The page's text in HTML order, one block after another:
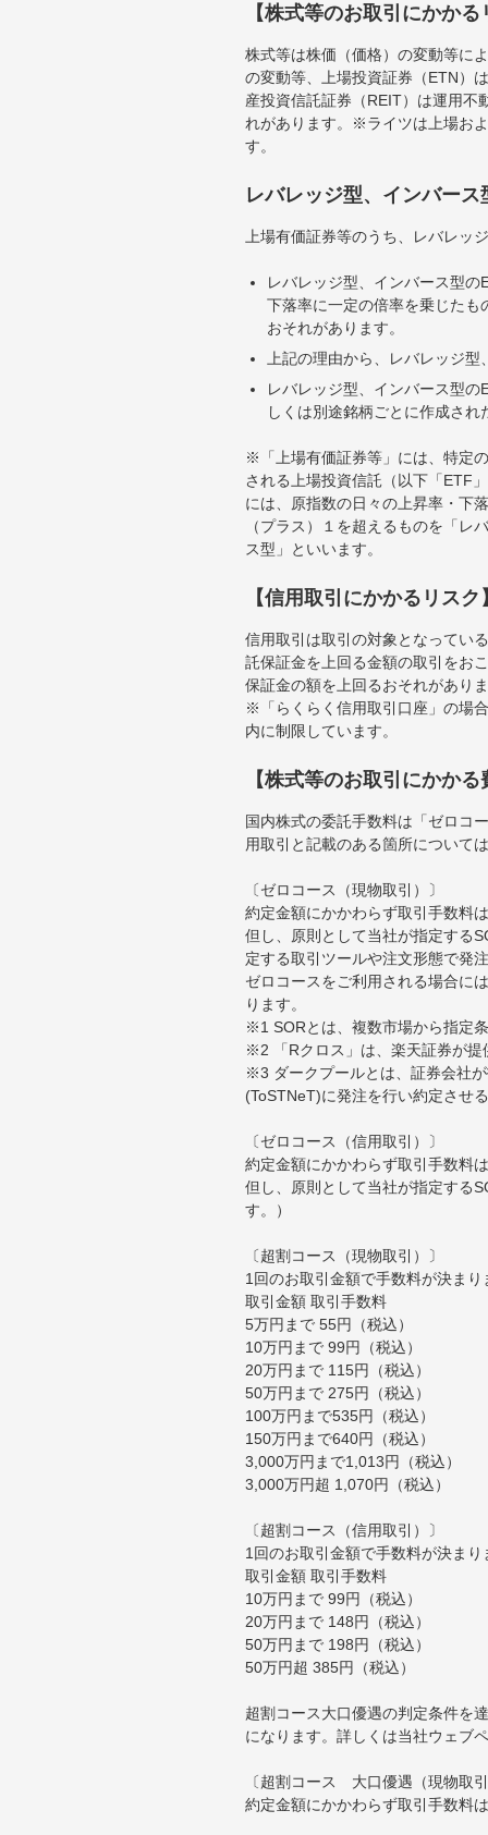
【株式等のお取引にかか
株式等は株価（価格）の変動等に
の変動等、上場投資証券（ETN）
産投資信託証券（REIT）は運用不
れがあります。※ライツは上場お
す。
レバレッジ型、インバー
上場有価証券等のうち、レバレ
レバレッジ型、インバース型
下落率に一定の倍率を乗じた
おそれがあります。
上記の理由から、レバレッジ
レバレッジ型、インバース型
しくは別途銘柄ごとに作成さ
※「上場有価証券等」には、特定
される上場投資信託（以下「ETF
には、原指数の日々の上昇率・下
（プラス）１を超えるものを「
ス型」といいます。
【信用取引にかかるリスク
信用取引は取引の対象となってい
託保証金を上回る金額の取引をお
保証金の額を上回るおそれがあり
※「らくらく信用取引口座」の場
内に制限しています。
【株式等のお取引にかかる
国内株式の委託手数料は「ゼロコ
用取引と記載のある箇所について
〔ゼロコース（現物取引）〕
約定金額にかかわらず取引手数料
但し、原則として当社が指定する
定する取引ツールや注文形態で発
ゼロコースをご利用される場合に
ります。
※1 SORとは、複数市場から指定
※2 「Rクロス」は、楽天証券が
※3 ダークプールとは、証券会社
(ToSTNeT)に発注を行い約定させ
〔ゼロコース（信用取引）〕
約定金額にかかわらず取引手数料
但し、原則として当社が指定する
す。）
〔超割コース（現物取引）〕
1回のお取引金額で手数料が決まり
取引金額 取引手数料
5万円まで 55円（税込）
10万円まで 99円（税込）
20万円まで 115円（税込）
50万円まで 275円（税込）
100万円まで535円（税込）
150万円まで640円（税込）
3,000万円まで1,013円（税込）
3,000万円超 1,070円（税込）
〔超割コース（信用取引）〕
1回のお取引金額で手数料が決まり
取引金額 取引手数料
10万円まで 99円（税込）
20万円まで 148円（税込）
50万円まで 198円（税込）
50万円超 385円（税込）
超割コース大口優遇の判定条件を
になります。詳しくは当社ウェブ
〔超割コース 大口優遇（現物取
約定金額にかかわらず取引手数料